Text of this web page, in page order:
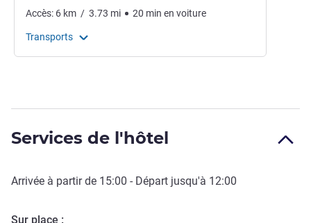
Accès: 6 km / 3.73 mi 20 min en voiture
Transports
Services de l'hôtel
Arrivée à partir de 15:00 - Départ jusqu'à 12:00
Sur place